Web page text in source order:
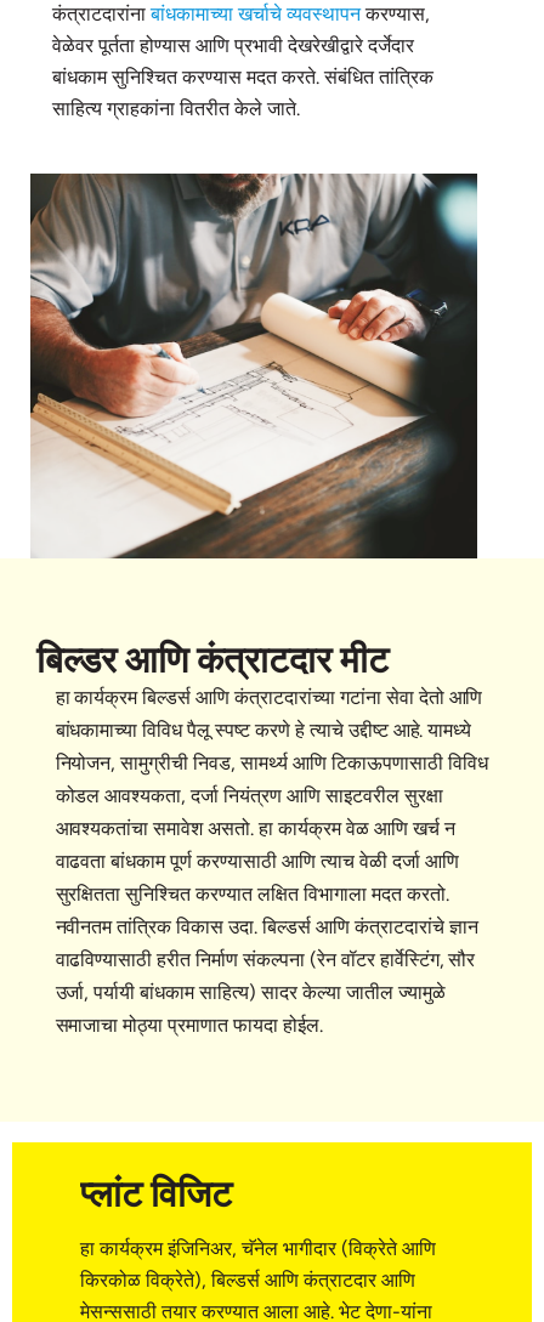
कंत्राटदारांनाबांधकामाच्या खर्चाचे व्यवस्थापनकरण्यास,
वेळेवर पूर्तता होण्यास आणि प्रभावी देखरेखीद्वारे दर्जेदार
बांधकाम सुनिश्चित करण्यास मदत करते. संबंधित तांत्रिक
साहित्य ग्राहकांना वितरीत केले जाते.
बिल्डर आणि कंत्राटदार मीट
हा कार्यक्रम बिल्डर्स आणि कंत्राटदारांच्या गटांना सेवा देतो आणि
बांधकामाच्या विविध पैलू स्पष्ट करणे हे त्याचे उद्दीष्ट आहे. यामध्ये
नियोजन, सामुग्रीची निवड, सामर्थ्य आणि टिकाऊपणासाठी विविध
कोडल आवश्यकता, दर्जा नियंत्रण आणि साइटवरील सुरक्षा
आवश्यकतांचा समावेश असतो. हा कार्यक्रम वेळ आणि खर्च न
वाढवता बांधकाम पूर्ण करण्यासाठी आणि त्याच वेळी दर्जा आणि
सुरक्षितता सुनिश्चित करण्यात लक्षित विभागाला मदत करतो.
नवीनतम तांत्रिक विकास उदा. बिल्डर्स आणि कंत्राटदारांचे ज्ञान
वाढविण्यासाठी हरीत निर्माण संकल्पना (रेन वॉटर हार्वेस्टिंग, सौर
उर्जा, पर्यायी बांधकाम साहित्य) सादर केल्या जातील ज्यामुळे
समाजाचा मोठ्या प्रमाणात फायदा होईल.
प्लांट विजिट
हा कार्यक्रम इंजिनिअर, चॅनेल भागीदार (विक्रेते आणि
किरकोळ विक्रेते), बिल्डर्स आणि कंत्राटदार आणि
मेसन्ससाठी तयार करण्यात आला आहे. भेट देणा-यांना